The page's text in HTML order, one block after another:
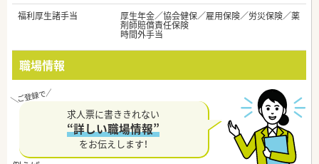
福利厚生諸手当
厚生年金／協会健保／雇用保険／労災保険／薬
剤師賠償責任保険
時間外手当
職場情報
求人票に書ききれない
“詳しい職場情報”
をお伝えします！